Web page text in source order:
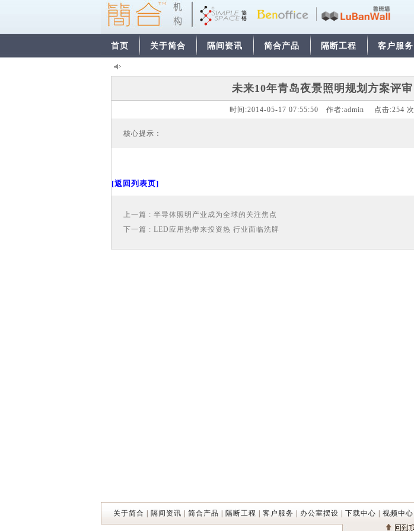
首页 关于简合 隔间资讯 简合产品 隔断工程 客户服务
未来10年青岛夜景照明规划方案评审
时间:2014-05-17 07:55:50 作者:admin 点击:254 次
核心提示：
[返回列表页]
上一篇 : 半导体照明产业成为全球的关注焦点
下一篇 : LED应用热带来投资热 行业面临洗牌
关于简合 隔间资讯 简合产品 隔断工程 客户服务 办公室摆设 下载中心 视频中心